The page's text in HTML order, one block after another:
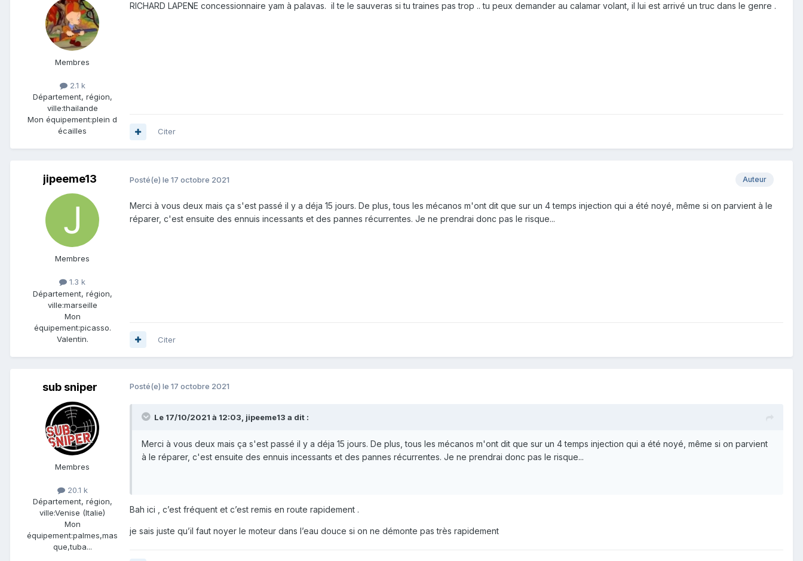
Membres
2.1 k
Département, région,
ville:thailande
Mon équipement:plein d
écailles
RICHARD LAPENE concessionnaire yam à palavas. il te le sauveras si tu traines pas trop .. tu peux demander au calamar volant, il lui est arrivé un truc dans le genre .
Citer
jipeeme13
Membres
1.3 k
Département, région,
ville:marseille
Mon
équipement:picasso.
Valentin.
Auteur
Posté(e) le 17 octobre 2021
Merci à vous deux mais ça s'est passé il y a déja 15 jours. De plus, tous les mécanos m'ont dit que sur un 4 temps injection qui a été noyé, même si on parvient à le
réparer, c'est ensuite des ennuis incessants et des pannes récurrentes. Je ne prendrai donc pas le risque...
Citer
sub sniper
Membres
20.1 k
Département, région,
ville:Venise (Italie)
Mon
équipement:palmes,mas
que,tuba...
Posté(e) le 17 octobre 2021
Le 17/10/2021 à 12:03, jipeeme13 a dit :
Merci à vous deux mais ça s'est passé il y a déja 15 jours. De plus, tous les mécanos m'ont dit que sur un 4 temps injection qui a été noyé, même si on parvient
à le réparer, c'est ensuite des ennuis incessants et des pannes récurrentes. Je ne prendrai donc pas le risque...
Bah ici , c’est fréquent et c’est remis en route rapidement .
je sais juste qu’il faut noyer le moteur dans l’eau douce si on ne démonte pas très rapidement